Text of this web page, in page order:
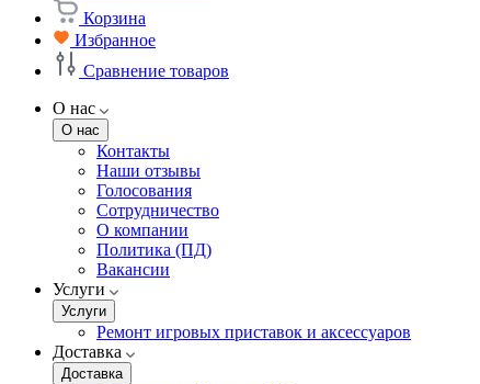
Корзина
Избранное
Сравнение товаров
О нас
О нас
Контакты
Наши отзывы
Голосования
Сотрудничество
О компании
Политика (ПД)
Вакансии
Услуги
Услуги
Ремонт игровых приставок и аксессуаров
Доставка
Доставка